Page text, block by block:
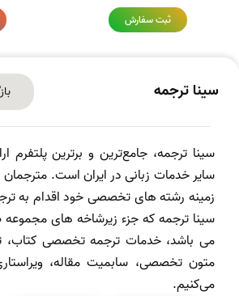
ثبت سفارش
سینا ترجمه
سینا ترجمه، جامع‌ترین و برترین پلتفرم
سایر خدمات زبانی در ایران است. مترجمان
زمینه رشته های تخصصی خود اقدام به
سینا ترجمه که جزء زیرشاخه های مجموعه
می باشد، خدمات ترجمه تخصصی کتاب،
متون تخصصی، سابمیت مقاله،
می‌کنیم.